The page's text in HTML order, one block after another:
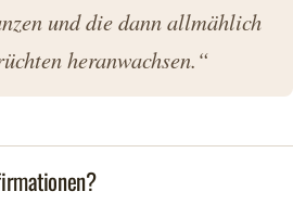
und die dann allmählich
heranwachsen.“